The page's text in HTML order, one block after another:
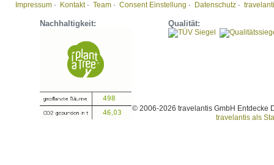
Impressum · Kontakt· Team · Consent Einstellung · Datenschutz ·
Nachhaltigkeit: Qualität:
© 2006-2026 travelantis GmbH Entdecke
travelantis als